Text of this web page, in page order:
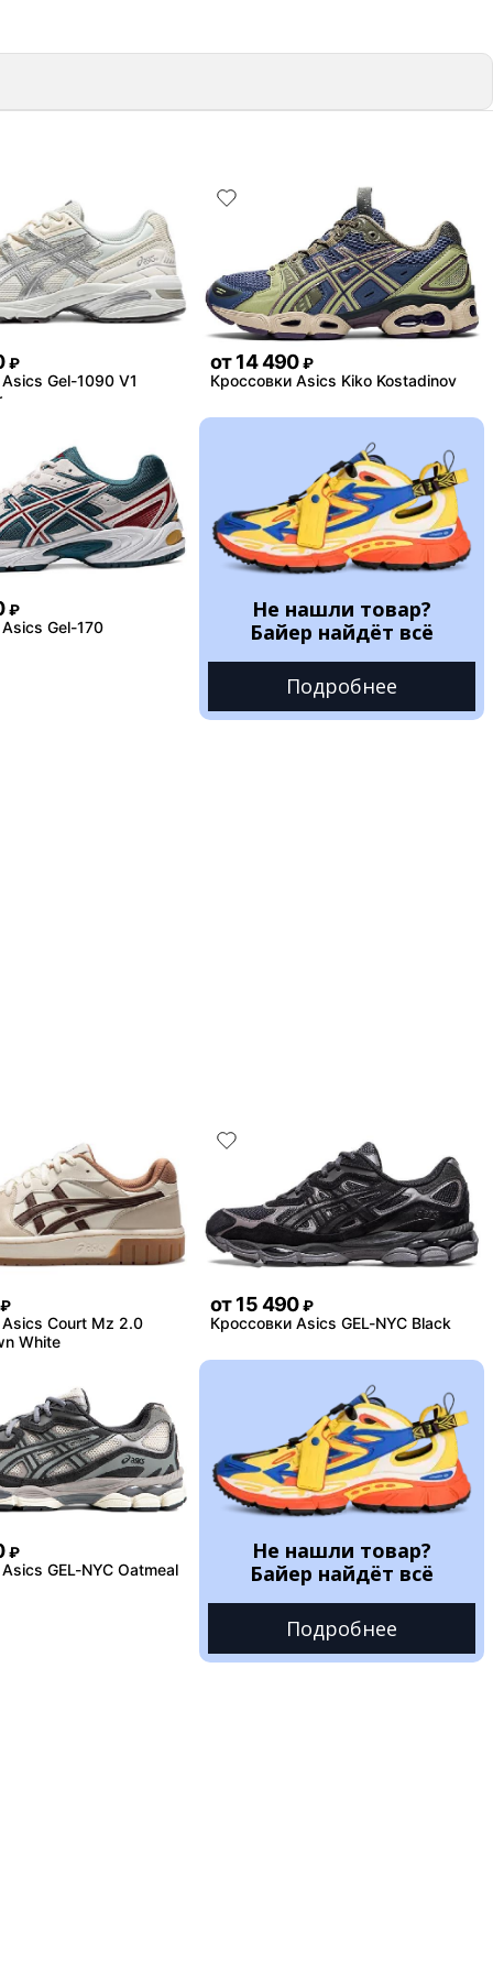
₽
Gel-1090 V1
от 14 490 ₽
Кроссовки Asics Kiko Kostadinov
₽
Gel-170
Не нашли товар?
Байер найдёт всё
Подробнее
₽
Court Mz 2.0
White
от 15 490 ₽
Кроссовки Asics GEL-NYC Black
₽
GEL-NYC Oatmeal
Не нашли товар?
Байер найдёт всё
Подробнее